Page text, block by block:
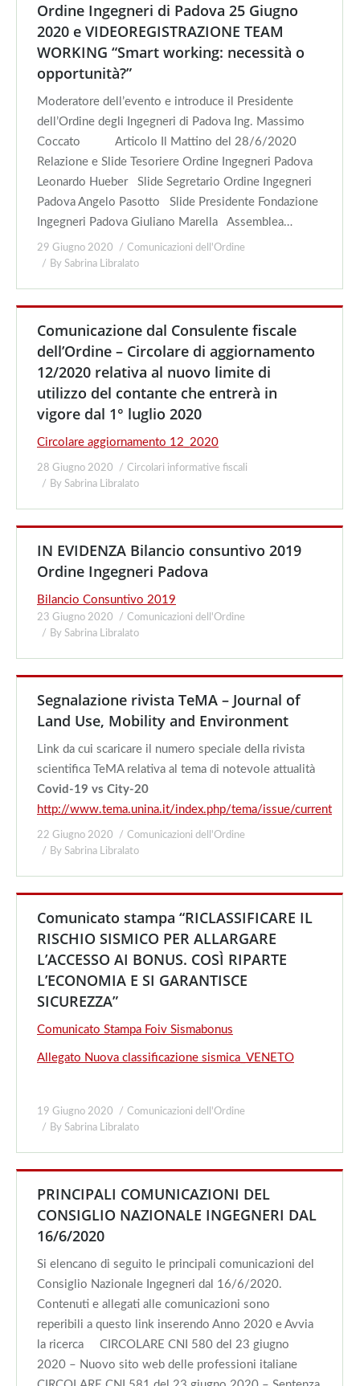
Ordine Ingegneri di Padova 25 Giugno
2020 e VIDEOREGISTRAZIONE TEAM
WORKING “Smart working: necessità o
opportunità?”
Moderatore dell’evento e introduce il Presidente
dell’Ordine degli Ingegneri di Padova Ing. Massimo
Coccato Articolo Il Mattino del 28/6/2020
Relazione e Slide Tesoriere Ordine Ingegneri Padova
Leonardo Hueber Slide Segretario Ordine Ingegneri
Padova Angelo Pasotto Slide Presidente Fondazione
Ingegneri Padova Giuliano Marella Assemblea…
29 Giugno 2020
Comunicazioni dell'Ordine
By Sabrina Libralato
Comunicazione dal Consulente fiscale
dell’Ordine – Circolare di aggiornamento
12/2020 relativa al nuovo limite di
utilizzo del contante che entrerà in
vigore dal 1° luglio 2020
Circolare aggiornamento 12_2020
28 Giugno 2020
Circolari informative fiscali
By Sabrina Libralato
IN EVIDENZA Bilancio consuntivo 2019
Ordine Ingegneri Padova
Bilancio Consuntivo 2019
23 Giugno 2020
Comunicazioni dell'Ordine
By Sabrina Libralato
Segnalazione rivista TeMA – Journal of
Land Use, Mobility and Environment
Link da cui scaricare il numero speciale della rivista
scientifica TeMA relativa al tema di notevole attualità
Covid-19 vs City-20
http://www.tema.unina.it/index.php/tema/issue/current
22 Giugno 2020
Comunicazioni dell'Ordine
By Sabrina Libralato
Comunicato stampa “RICLASSIFICARE IL
RISCHIO SISMICO PER ALLARGARE
L’ACCESSO AI BONUS. COSÌ RIPARTE
L’ECONOMIA E SI GARANTISCE
SICUREZZA”
Comunicato Stampa Foiv Sismabonus
Allegato Nuova classificazione sismica_VENETO
19 Giugno 2020
Comunicazioni dell'Ordine
By Sabrina Libralato
PRINCIPALI COMUNICAZIONI DEL
CONSIGLIO NAZIONALE INGEGNERI DAL
16/6/2020
Si elencano di seguito le principali comunicazioni del
Consiglio Nazionale Ingegneri dal 16/6/2020.
Contenuti e allegati alle comunicazioni sono
reperibili a questo link inserendo Anno 2020 e Avvia
la ricerca CIRCOLARE CNI 580 del 23 giugno
2020 – Nuovo sito web delle professioni italiane